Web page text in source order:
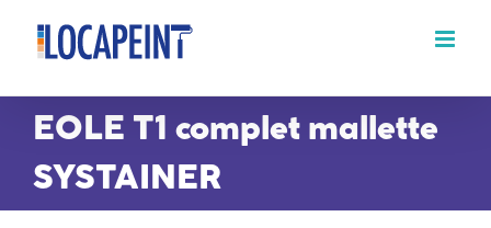
Passer
contenu
EOLE T1 complet mallette
SYSTAINER